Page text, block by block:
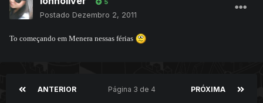
5
Postado Dezembro 2, 2011
To começando em Menera nessas férias
ANTERIOR PRÓXIMA
Página 3 de 4